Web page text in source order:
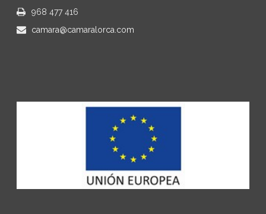
968 477 416
camara@camaralorca.com